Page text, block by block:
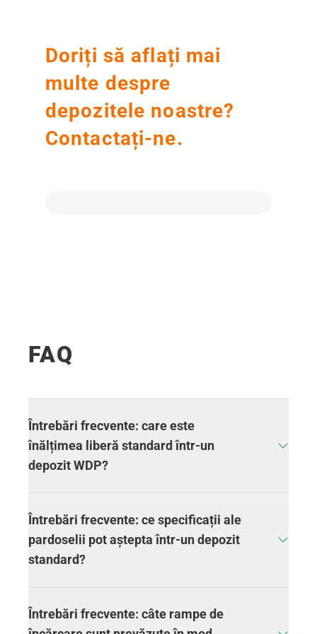
Doriți să aflați mai
multe despre
depozitele noastre?
Contactați-ne.
FAQ
Întrebări frecvente: care este
înălțimea liberă standard într-un
depozit WDP?
înălțime liberă maximă de 12,20 m, sub o
înălțime a acoperișului de 13,70 m(în
funcție de proiect).
Întrebări frecvente: ce specificații ale
pardoselii pot aștepta într-un depozit
standard?
pardoseală din beton armat,
Întrebări frecvente: câte rampe de